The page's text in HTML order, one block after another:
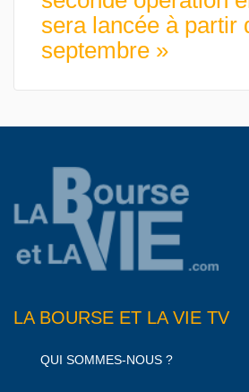
sera lancée à partir
septembre »
LA BOURSE ET LA VIE TV
QUI SOMMES-NOUS ?